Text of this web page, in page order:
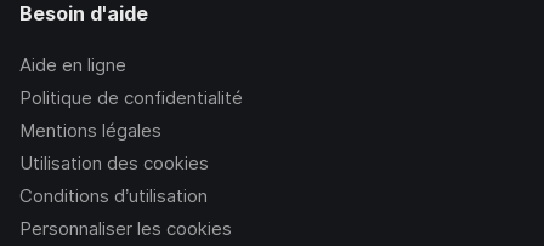
Besoin d'aide
Aide en ligne
Politique de confidentialité
Mentions légales
Utilisation des cookies
Conditions d’utilisation
Personnaliser les cookies